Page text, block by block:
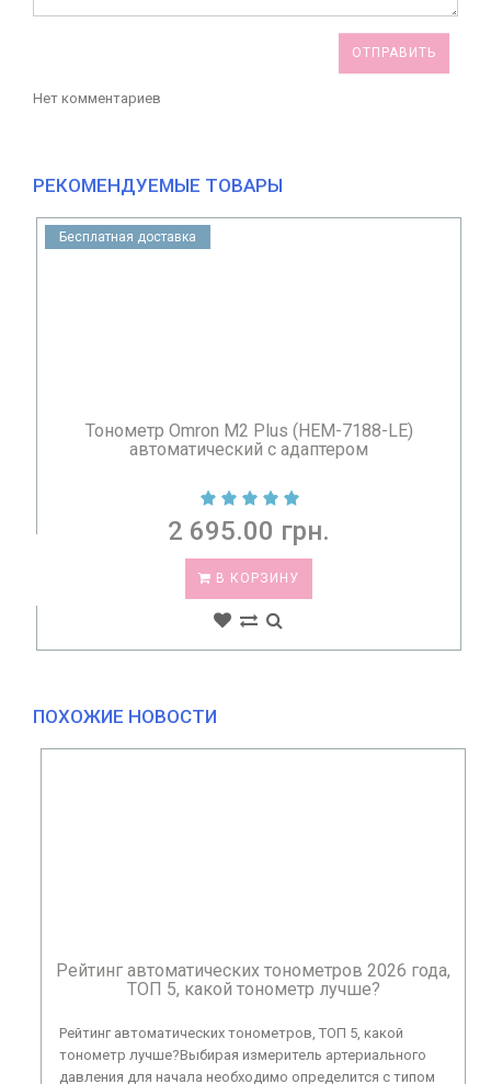
ОТПРАВИТЬ
Нет комментариев
РЕКОМЕНДУЕМЫЕ ТОВАРЫ
Бесплатная доставка
Тонометр Omron M2 Plus (HEM-7188-LE)
автоматический с адаптером
2 695.00 грн.
В КОРЗИНУ
ПОХОЖИЕ НОВОСТИ
Рейтинг автоматических тонометров 2026 года,
ТОП 5, какой тонометр лучше?
Рейтинг автоматических тонометров, ТОП 5, какой
тонометр лучше?Выбирая измеритель артериального
давления для начала необходимо определится с типом